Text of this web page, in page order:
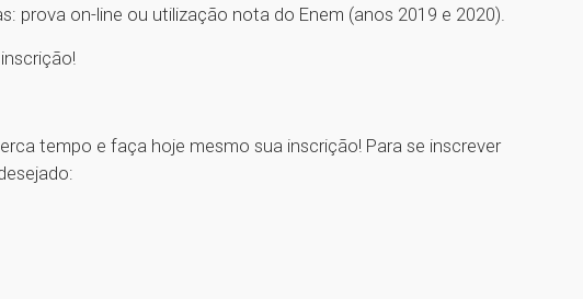
prova on-line ou utilização nota do Enem (anos 2019 e 2020).
tempo e faça hoje mesmo sua inscrição! Para se inscrever